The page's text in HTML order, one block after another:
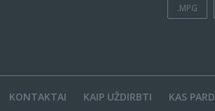
.MPG
KONTAKTAI KAIP UŽDIRBTI KAS